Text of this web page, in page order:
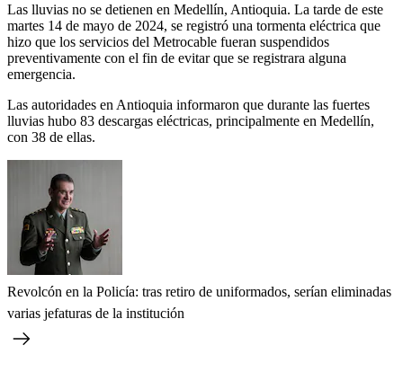
Las lluvias no se detienen en Medellín, Antioquia. La tarde de este
martes 14 de mayo de 2024, se registró una tormenta eléctrica que
hizo que los servicios del Metrocable fueran suspendidos
preventivamente con el fin de evitar que se registrara alguna
emergencia.
Las autoridades en Antioquia informaron que durante las fuertes
lluvias hubo 83 descargas eléctricas, principalmente en Medellín,
con 38 de ellas.
Revolcón en la Policía: tras retiro de uniformados, serían eliminadas
varias jefaturas de la institución